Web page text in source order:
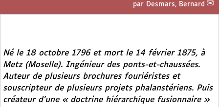
par Desmars, Bernard
Né le 18 octobre 1796 et mort le 14 février 1875, à
Metz (Moselle). Ingénieur des ponts-et-chaussées.
Auteur de plusieurs brochures fouriéristes et
souscripteur de plusieurs projets phalanstériens. Puis
créateur d’une « doctrine hiérarchique fusionnaire »